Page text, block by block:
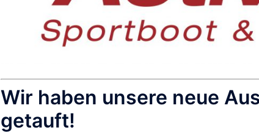
Wir haben unsere neue
getauft!